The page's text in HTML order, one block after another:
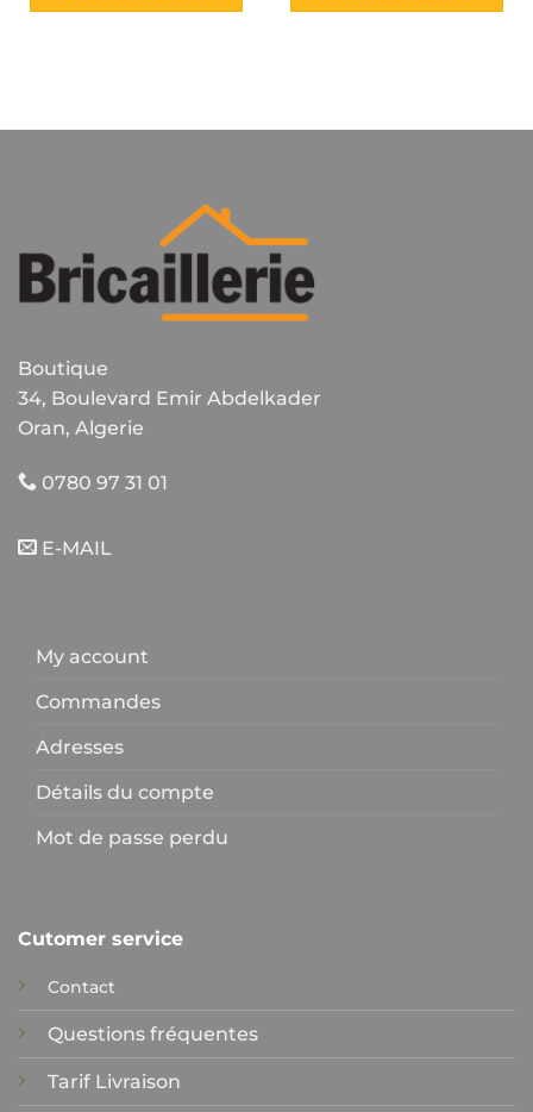
Boutique
34, Boulevard Emir Abdelkader
Oran, Algerie
0780 97 31 01
E-MAIL
My account
Commandes
Adresses
Détails du compte
Mot de passe perdu
Cutomer service
Contact
Questions fréquentes
Tarif Livraison